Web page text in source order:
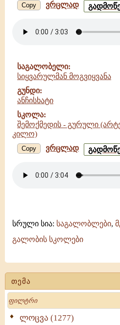
თემა
Search
ლოცვა (1277)
Copy ვრცლად
ანჩისხატი
(დიმიტრი
საგალობელი:
სიყვარულმან მოგვიყვანა
გუნდი:
ანჩისხატი
სკოლა:
შემოქმედის - გურული
კილო)
Copy ვრცლად
ანჩისხატი
(არტემ
კილო)
სრული სია: საგალობლები,
გალობის სკოლები